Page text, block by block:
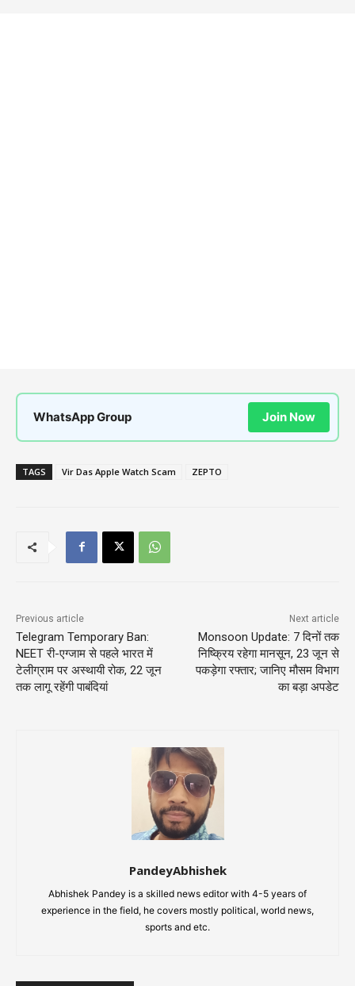
WhatsApp Group Join Now
TAGS Vir Das Apple Watch Scam ZEPTO
Previous article
Telegram Temporary Ban:
NEET री-एग्जाम से पहले भारत में
टेलीग्राम पर अस्थायी रोक, 22 जून
तक लागू रहेंगी पाबंदियां
Next article
Monsoon Update: 7 दिनों तक
निष्क्रिय रहेगा मानसून, 23 जून से
पकड़ेगा रफ्तार; जानिए मौसम विभाग
का बड़ा अपडेट
PandeyAbhishek
Abhishek Pandey is a skilled news editor with 4-5 years of
experience in the field, he covers mostly political, world news,
sports and etc.